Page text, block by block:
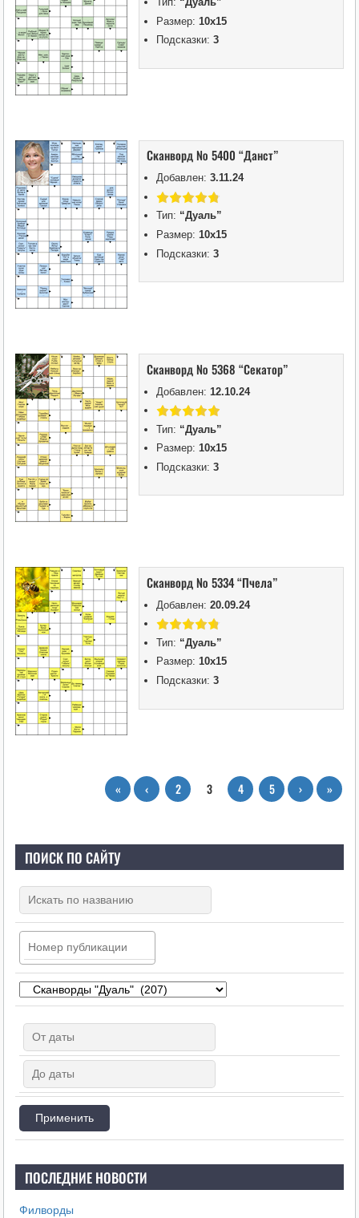
Размер: 10х15
Подсказки:3
Сканворд № 5400 “Данст”
Добавлен:3.11.24
Тип: “Дуаль”
Размер: 10х15
Подсказки:3
Сканворд № 5368 “Секатор”
Добавлен: 12.10.24
Тип: “Дуаль”
Размер:10х15
Подсказки:3
Сканворд № 5334 “Пчела”
Добавлен:20.09.24
Тип: “Дуаль”
Размер:10х15
Подсказки:3
« ‹ 2 3 4 5 › »
ПОИСК ПО САЙТУ
ПОСЛЕДНИЕ НОВОСТИ
Филворды